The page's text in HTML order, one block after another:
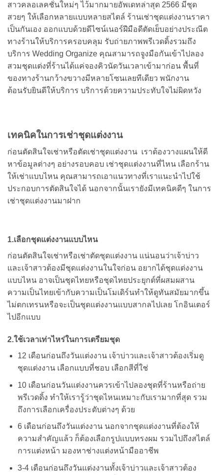
สาวคลอเลคชั่นใหม่ๆ ไว้มากมายอัพเดทล่าสุด 2566 มีชุด
สวยๆ ให้เลือกหลายแบบหลายสไตล์ ร้านเช่าชุดแต่งงานราคา
เป็นกันเอง ออกแบบด้วยดีไซน์เนอร์ฝีมือดีตัดเย็บอย่างประณีต
ทางร้านให้บริการครอบคลุม รับถ่ายภาพพรีเวดดิ้งรวมถึง
บริการ Wedding Organize คุณสามารถจูงมือกันเข้าไปลอง
สวมชุดแต่งที่ร้านได้แค่จองคิวนัดวันเวลาเข้ามาก่อน พื้นที่
ของทางร้านกว้างขวางมีหลายโซนเลยทีเดียว พนักงาน
ต้อนรับยินดีให้บริการ บริการด้วยความประทับใจไม่ผิดหวัง
เทคนิคในการเช่าชุดแต่งงาน
ก่อนตัดสินใจเช่าหรือตัดเช่าชุดแต่งงาน เราต้องวางแผนให้ดี
หาข้อมูลต่างๆ อย่างรอบคอบ เช่าชุดแต่งงานที่ไหน เลือกร้าน
ให้เช่าแบบไหน คุณสามารถเอาแนวทางที่เราแนะนำไปใช้
ประกอบการตัดสินใจได้ นอกจากนั้นเรายังมีเทคนิคดีๆ ในการ
เช่าชุดแต่งงานมาฝาก
1.เลือกชุดแต่งงานแบบไหน
ก่อนตัดสินใจเช่าหรือเช่าตัดชุดแต่งงาน แน่นอนว่าเจ้าบ่าว
และเจ้าสาวต้องมีชุดแต่งงานในใจก่อน อยากได้ชุดแต่งงาน
แบบไหน อาจเป็นชุดไทยหรือชุดไทยประยุกต์ที่ผสมผสาน
ความเป็นไทยเข้ากับความเป็นโมเดิร์นทำให้ดูทันสมัยมากขึ้น
ไม่ตกเทรนหรือจะเป็นชุดแต่งงานแบบสากลไปเลย โกอินเตอร์
ไปอีกแบบ
2.ใช้เวลาเท่าไหร่ในการเตรียมชุด
12 เดือนก่อนถึงวันแต่งงาน เจ้าบ่าวและเจ้าสาวต้องเริ่มดู
ชุดแต่งงาน เลือกแบบที่ชอบ เลือกสีที่ใช่
10 เดือนก่อนวันแต่งงานควรเข้าไปลองชุดที่ร้านหรือถ่าย
พรีเวดดิ้ง ทำให้เรารู้ว่าชุดไหนเหมาะกับเรามากที่สุด รวม
ถึงการเลือกเครื่องประดับต่างๆ ด้วย
6 เดือนก่อนถึงวันแต่งงาน นอกจากชุดแต่งงานที่ต้องให้
ความสำคัญแล้ว ก็ต้องเลือกรูปแบบทรงผม รวมไปถึงสไตล์
การแต่งหน้า มองหาช่างแต่งหน้ามืออาชีพ
3-4 เดือนก่อนถึงวันแต่งงานทั้งเจ้าบ่าวและเจ้าสาวต้อง